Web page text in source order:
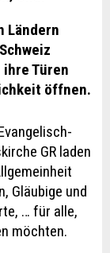
Ländern
Türen
öffnen.
GR laden
Gläubige und
… für alle,
möchten.